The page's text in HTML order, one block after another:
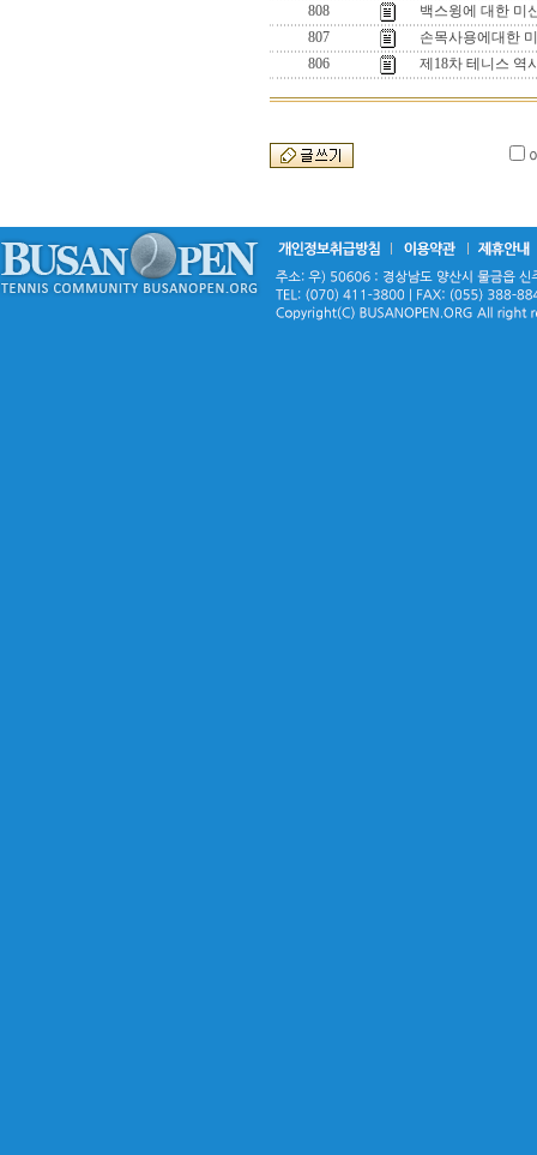
808
백스윙에 대한 미
807
손목사용에대한
806
제18차 테니스 역